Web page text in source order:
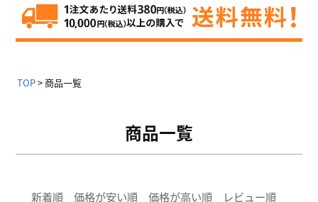
TOP 商品一覧
商品一覧
新着順 価格が安い順 価格が高い順 レビュー順